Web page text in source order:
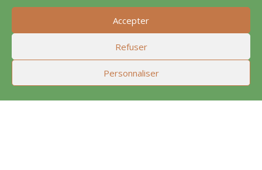
Accepter
Refuser
Personnaliser